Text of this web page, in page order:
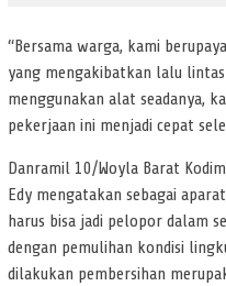
“Bersama warga, kami
yang mengakibatkan lalu
menggunakan alat seadanya,
pekerjaan ini menjadi cepat
Danramil 10/Woyla Barat
Edy mengatakan sebagai
harus bisa jadi pelopor dalam
dengan pemulihan kondisi
dilakukan pembersihan